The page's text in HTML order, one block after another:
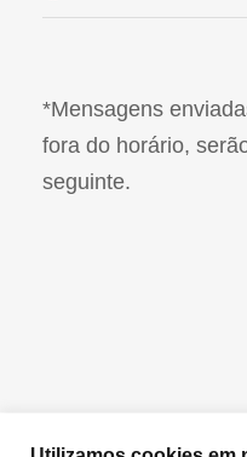
*Mensagens
fora do horário,
seguinte.